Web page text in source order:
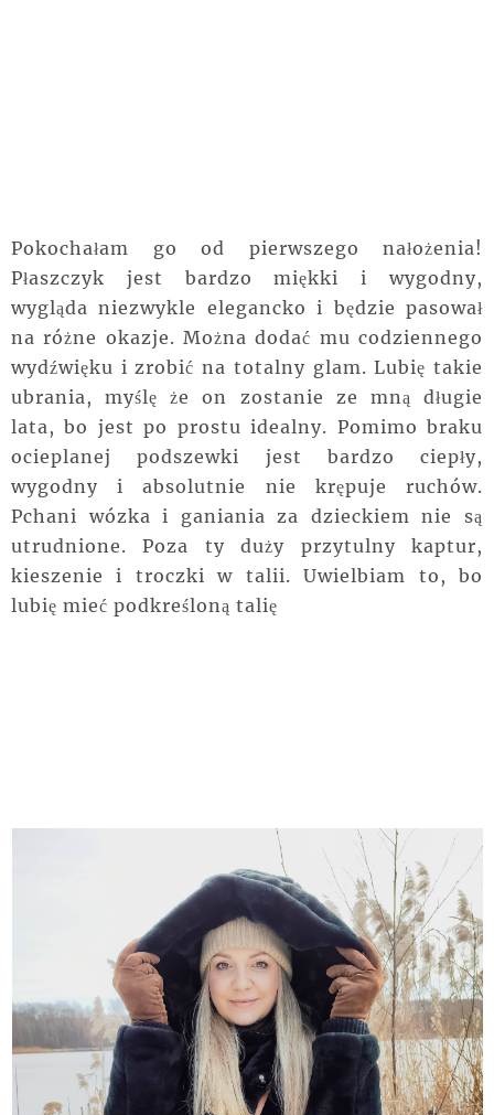
Pokochałam go od pierwszego nałożenia!
Płaszczyk jest bardzo miękki i wygodny,
wygląda niezwykle elegancko i będzie pasował
na różne okazje. Można dodać mu codziennego
wydźwięku i zrobić na totalny glam. Lubię takie
ubrania, myślę że on zostanie ze mną długie
lata, bo jest po prostu idealny. Pomimo braku
ocieplanej podszewki jest bardzo ciepły,
wygodny i absolutnie nie krępuje ruchów.
Pchani wózka i ganiania za dzieckiem nie są
utrudnione. Poza ty duży przytulny kaptur,
kieszenie i troczki w talii. Uwielbiam to, bo
lubię mieć podkreśloną talię